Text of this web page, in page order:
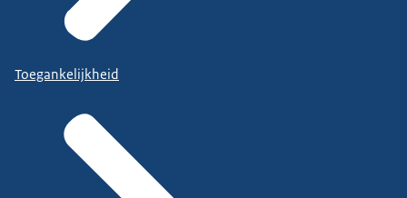
Toegankelijkheid